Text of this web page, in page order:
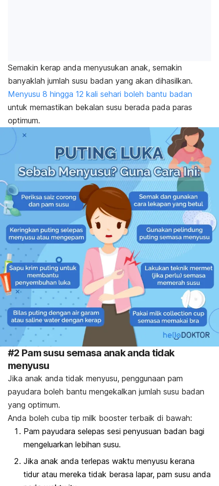
Semakin kerap anda menyusukan anak, semakin
banyaklah jumlah susu badan yang akan dihasilkan.
Menyusu 8 hingga 12 kali sehari boleh bantu badan
untuk memastikan bekalan susu berada pada paras
optimum.
#2 Pam susu semasa anak anda tidak
menyusu
Jika anak anda tidak menyusu, penggunaan pam
payudara boleh bantu mengekalkan jumlah susu badan
yang optimum.
Anda boleh cuba tip milk booster terbaik di bawah:
Pam payudara selepas sesi penyusuan badan bagi
mengeluarkan lebihan susu.
Jika anak anda terlepas waktu menyusu kerana
tidur atau mereka tidak berasa lapar, pam susu anda